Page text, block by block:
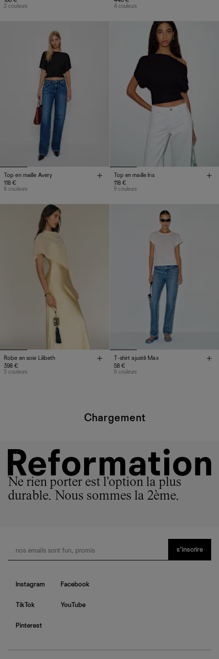
2 couleurs 4 couleurs
Top en maille Avery
118 €
8 couleurs
Top en maille Iris
118 €
9 couleurs
Robe en soie Lilibeth
398 €
5 couleurs
T-shirt ajusté Max
58 €
9 couleurs
Chargement
Ne rien porter est l'option la plus
durable. Nous sommes la 2ème.
s’inscrire
Instagram Facebook
TikTok YouTube
Pinterest